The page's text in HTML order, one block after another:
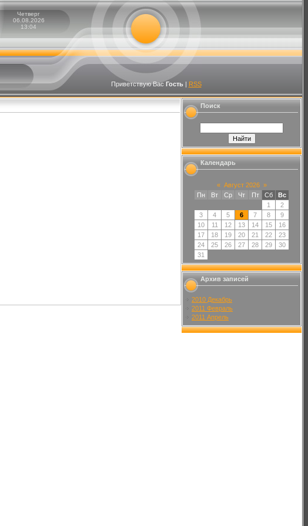
Четверг
06.08.2026
13:04
Приветствую Вас Гость| RSS
Поиск
Календарь
« Август 2026 »
Пн
Вт Ср Чт Пт Сб
Вс
1
2
3
4 5 6 7 8
9
10
11 12 13 14 15
16
17
18 19 20 21 22
23
24
25 26 27 28 29
30
31
Архив записей
2010 Декабрь
2011 Февраль
2011 Апрель